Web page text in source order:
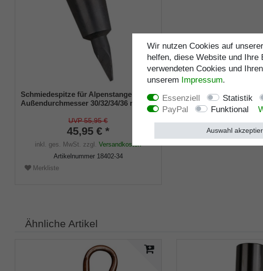
Schmiedespitze für Alpenstangen,
Außendurchmesser 30/32/34/36 mm
UVP 55,95 €
45,95 € *
inkl. ges. MwSt. zzgl.Versandkosten
Artikelnummer 18402-34
Merkliste
Ähnliche Artikel
Wir nutzen Cookies auf
helfen, diese Website und
verwendeten Cookies und
unserem Impressum.
Essenziell
Statistik
PayPal
Funktional
Auswahl